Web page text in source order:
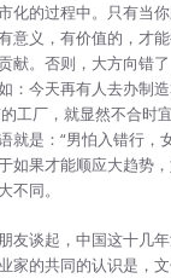
化的过程中。只有当
意义，有价值的，才
献。否则，大方向错
：今天再有人去办制
工厂，就显然不合时
就是：“男怕入错行，
如果才能顺应大趋势
不同。
谈起，中国这十几年
家的共同的认识是，